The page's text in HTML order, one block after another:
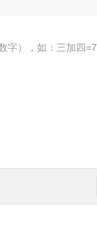
字），如：三加四=7